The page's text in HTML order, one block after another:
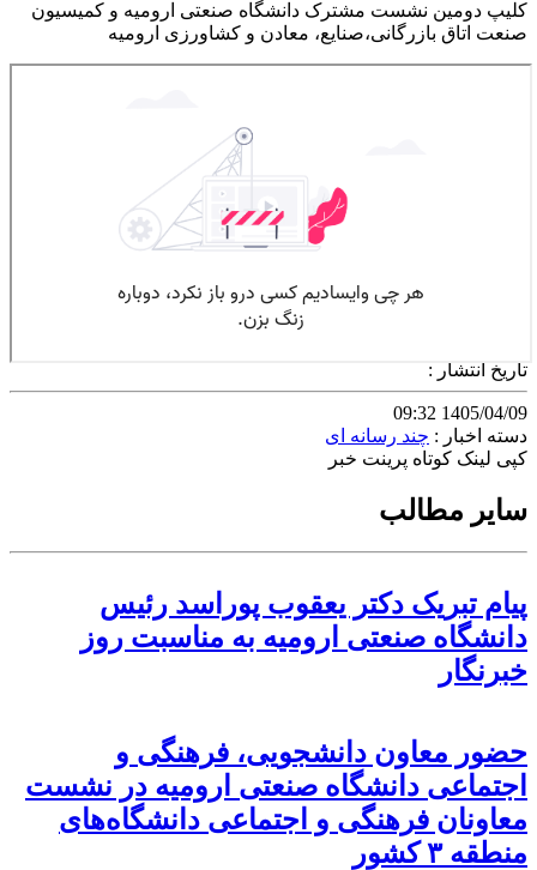
کلیپ دومین نشست مشترک دانشگاه صنعتی ارومیه و کمیسیون
صنعت اتاق بازرگانی،صنایع، معادن و کشاورزی ارومیه
تاریخ انتشار :
1405/04/09 09:32
دسته اخبار : چند رسانه ای
کپی لینک کوتاه پرینت خبر
سایر مطالب
پیام تبریک دکتر یعقوب پوراسد رئیس
دانشگاه صنعتی ارومیه به مناسبت روز
خبرنگار
حضور معاون دانشجویی، فرهنگی و
اجتماعی دانشگاه صنعتی ارومیه در نشست
معاونان فرهنگی و اجتماعی دانشگاه‌های
منطقه ۳ کشور